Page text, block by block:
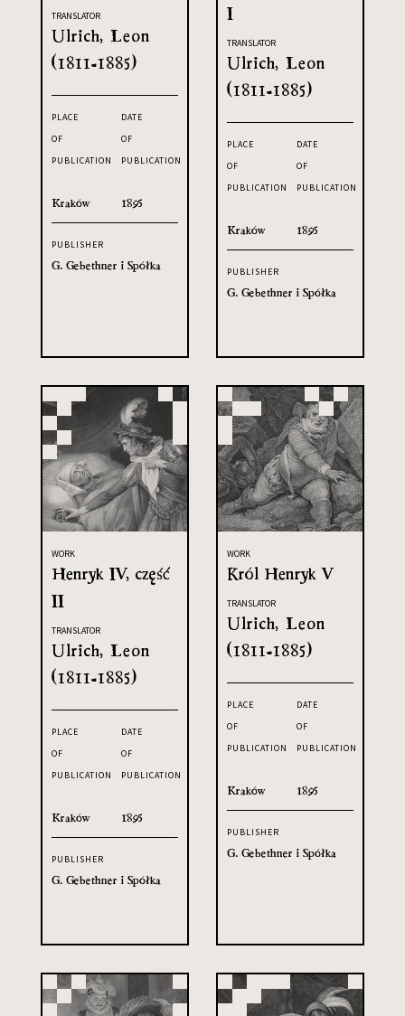
TRANSLATOR
Ulrich, Leon
(1811-1885)
PLACE
OF
PUBLICATION
Kraków
DATE
OF
PUBLICATION
1895
PUBLISHER
G. Gebethner i Spółka
I
TRANSLATOR
Ulrich, Leon
(1811-1885)
PLACE
OF
PUBLICATION
Kraków
DATE
OF
PUBLICATION
1895
PUBLISHER
G. Gebethner i Spółka
WORK
Henryk IV, część
II
TRANSLATOR
Ulrich, Leon
(1811-1885)
PLACE
OF
PUBLICATION
Kraków
DATE
OF
PUBLICATION
1895
PUBLISHER
G. Gebethner i Spółka
WORK
Król Henryk V
TRANSLATOR
Ulrich, Leon
(1811-1885)
PLACE
OF
PUBLICATION
Kraków
DATE
OF
PUBLICATION
1895
PUBLISHER
G. Gebethner i Spółka